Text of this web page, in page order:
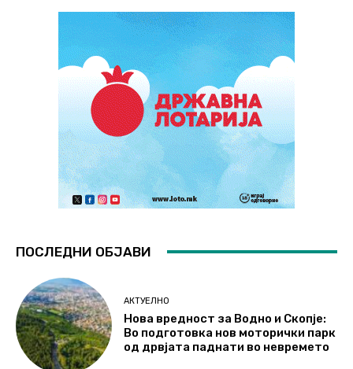
ПОСЛЕДНИ ОБЈАВИ
АКТУЕЛНО
Нова вредност за Водно и Скопје:
Во подготовка нов моторички парк
од дрвјата паднати во невремето